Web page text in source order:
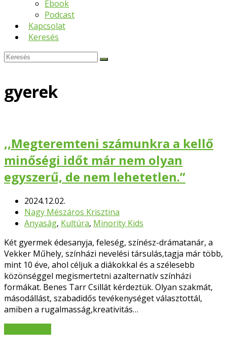
Ebook
Podcast
Kapcsolat
Keresés
Keresés
Submit
gyerek
,,Megteremteni számunkra a kellő
minőségi időt már nem olyan
egyszerű, de nem lehetetlen.”
2024.12.02.
Nagy Mészáros Krisztina
Anyaság, Kultúra, Minority Kids
Két gyermek édesanyja, feleség, színész-drámatanár, a
Vekker Műhely, színházi nevelési társulás,tagja már több,
mint 10 éve, ahol céljuk a diákokkal és a szélesebb
közönséggel megismertetni azalternatív színházi
formákat. Benes Tarr Csillát kérdeztük. Olyan szakmát,
másodállást, szabadidős tevékenységet választottál,
amiben a rugalmasság,kreativitás…